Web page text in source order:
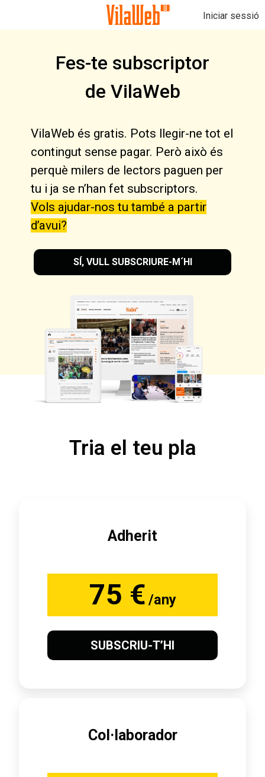
Iniciar sessió
Fes-te subscriptor
de VilaWeb
VilaWeb és gratis. Pots llegir-ne tot el
contingut sense pagar. Però això és
perquè milers de lectors paguen per
tu i ja se n’han fet subscriptors.
Vols ajudar-nos tu també a partir
d’avui?
SÍ, VULL SUBSCRIURE-M´HI
Tria el teu pla
Adherit
75 € /any
SUBSCRIU-T’HI
Col·laborador